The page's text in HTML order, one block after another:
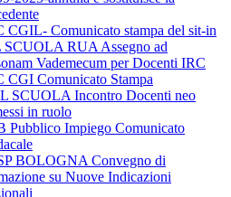
CGIL- Comunicato stampa del sit-in
RUA Assegno ad
Vademecum per Docenti IRC
CGI Comunicato Stampa
SCUOLA Incontro Docenti neo
in ruolo
Pubblico Impiego Comunicato
BOLOGNA Convegno di
su Nuove Indicazioni